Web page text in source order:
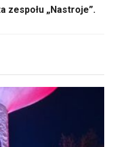
zespołu „Nastroje”.